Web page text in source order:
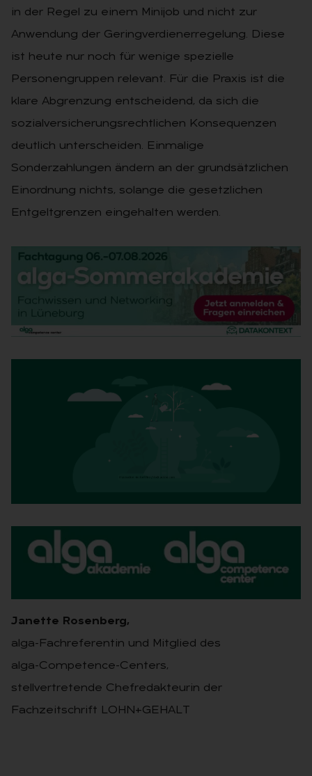
in der Regel zu einem Minijob und nicht zur
Anwendung der Geringverdienerregelung. Diese
ist heute nur noch für wenige spezielle
Personengruppen relevant. Für die Praxis ist die
klare Abgrenzung entscheidend, da sich die
sozialversicherungsrechtlichen Konsequenzen
deutlich unterscheiden. Einmalige
Sonderzahlungen ändern an der grundsätzlichen
Einordnung nichts, solange die gesetzlichen
Entgeltgrenzen eingehalten werden.
Janette Rosenberg,
alga-Fachreferentin und Mitglied des
alga-Competence-Centers,
stellvertretende Chefredakteurin der
Fachzeitschrift LOHN+GEHALT